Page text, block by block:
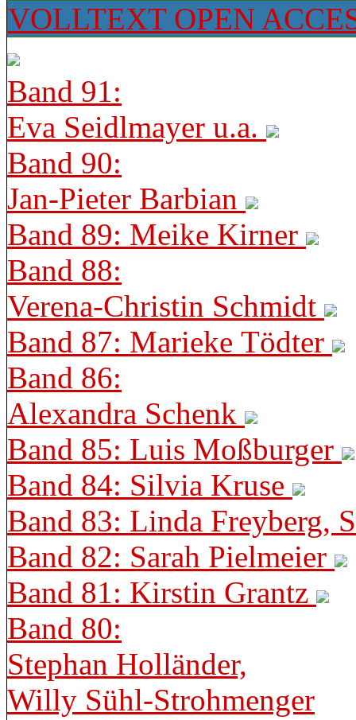
VOLLTEXT OPEN
Band 91:
Eva Seidlmayer u.a.
Band 90:
Jan-Pieter Barbian
Band 89: Meike Kirner
Band 88:
Verena-Christin Schmidt
Band 87: Marieke Tödter
Band 86:
Alexandra Schenk
Band 85: Luis Moßburger
Band 84: Silvia Kruse
Band 83: Linda Freyberg,
Band 82: Sarah Pielmeier
Band 81: Kirstin Grantz
Band 80:
Stephan Holländer,
Willy Sühl-Strohmenger